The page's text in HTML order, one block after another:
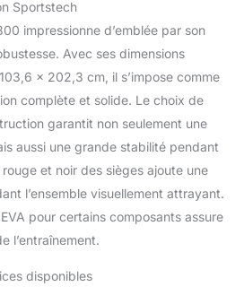
grâce à une station
multifonction avec barre
de traction, poulies
extra-larges et poids
enfichables intégrés.
EXERCICES VARIÉS :
tirage vertical, développé,
extension et flexion des
jambes, biceps et triceps
– une seule station
polyvalente adaptée aux
débutants comme aux
confirmés. CONFORT ET
en mousse EVA
Sportstech
impressionne d’emblée par son
Avec ses dimensions
x 202,3 cm, il s’impose comme
complète et solide. Le choix de
garantit non seulement une
aussi une grande stabilité pendant
et noir des sièges ajoute une
l’ensemble visuellement attrayant.
pour certains composants assure
l’entraînement.
disponibles